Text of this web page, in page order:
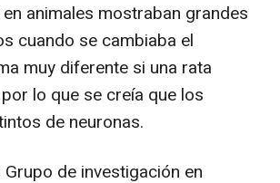
animales mostraban grandes
cuando se cambiaba el
muy diferente si una rata
lo que se creía que los
de neuronas.
de investigación en